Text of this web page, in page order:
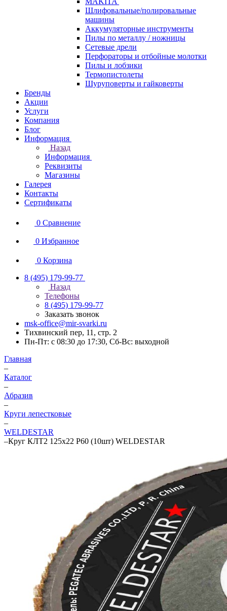
Шлифовальные/полировальные
машины
Аккумуляторные инструменты
Пилы по металлу / ножницы
Сетевые дрели
Перфораторы и отбойные молотки
Пилы и лобзики
Термопистолеты
Шуруповерты и гайковерты
Бренды
Акции
Услуги
Компания
Блог
Информация
Назад
Информация
Реквизиты
Магазины
Галерея
Контакты
Сертификаты
0 Сравнение
0 Избранное
0 Корзина
8 (495) 179-99-77
Назад
Телефоны
8 (495) 179-99-77
Заказать звонок
msk-office@mir-svarki.ru
Тихвинский пер, 11, стр. 2
Пн-Пт: с 08:30 до 17:30, Сб-Вс: выходной
Главная
–
Каталог
–
Абразив
–
Круги лепестковые
–
WELDESTAR
–Круг КЛТ2 125х22 P60 (10шт) WELDESTAR